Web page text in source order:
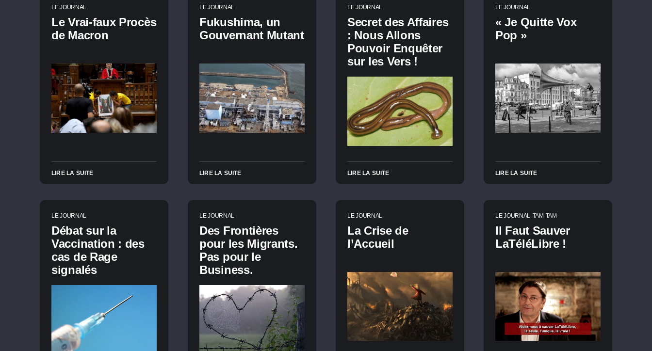
LE JOURNAL
Le Vrai-faux Procès
de Macron
LIRE LA SUITE
LE JOURNAL
Fukushima, un
Gouvernant Mutant
LIRE LA SUITE
LE JOURNAL
Secret des Affaires
: Nous Allons
Pouvoir Enquêter
sur les Vers !
LIRE LA SUITE
LE JOURNAL
« Je Quitte Vox
Pop »
LIRE LA SUITE
LE JOURNAL
Débat sur la
Vaccination : des
cas de Rage
signalés
LE JOURNAL
Des Frontières
pour les Migrants.
Pas pour le
Business.
LE JOURNAL
La Crise de
l’Accueil
LE JOURNAL TAM-TAM
Il Faut Sauver
LaTéléLibre !